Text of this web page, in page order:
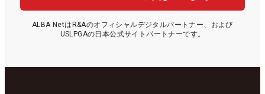
ALBA NetはR&Aのオフィシャルデジタルパートナー、および
USLPGAの日本公式サイトパートナーです。